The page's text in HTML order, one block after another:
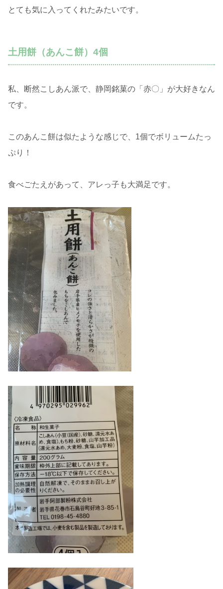
とても気に入ってくれたみたいです。
土用餅（あんこ餅）4個
私、断然こしあん派で、静岡銘菓の「赤〇」が大好きなん
です。
このあんこ餅は似たような感じで、1個でボリュームたっ
ぷり！
食べごたえがあって、アレっ子も大満足です。